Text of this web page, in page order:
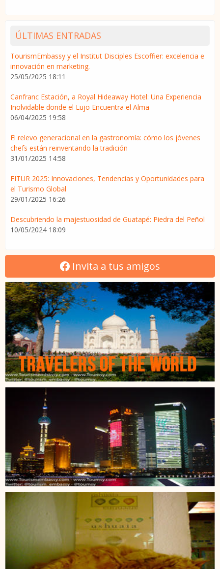
ÚLTIMAS ENTRADAS
TourismEmbassy y el Institut Disciples Escoffier: excelencia e
innovación en marketing.
25/05/2025 18:11
Canfranc Estación, a Royal Hideaway Hotel: Una Experiencia
Inolvidable donde el Lujo Encuentra el Alma
06/04/2025 19:58
El relevo generacional en la gastronomía: cómo los jóvenes
chefs están reinventando la tradición
31/01/2025 14:58
FITUR 2025: Innovaciones, Tendencias y Oportunidades para
el Turismo Global
29/01/2025 16:26
Descubriendo la majestuosidad de Guatapé: Piedra del Peñol
10/05/2024 18:09
Invita a tus amigos